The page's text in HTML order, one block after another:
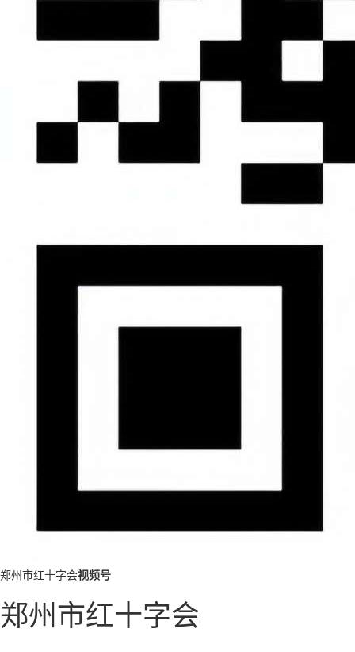
郑州市红十字会视频号
郑州市红十字会